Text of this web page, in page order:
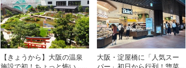
【きょうから】大阪の温泉
施設で初！ちょっと怖い…？
大阪・淀屋橋に「人気スー
パー」初日から行列！惣菜